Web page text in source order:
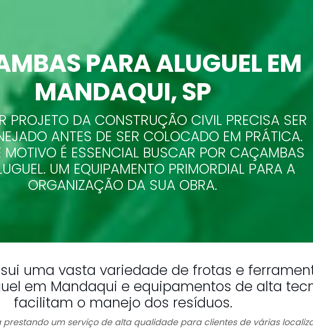
PARA ALUGUEL EM
MANDAQUI, SP
PROJETO DA CONSTRUÇÃO CIVIL PRECISA SER
ANTES DE SER COLOCADO EM PRÁTICA.
MOTIVO É ESSENCIAL BUSCAR POR CAÇAMBAS
UM EQUIPAMENTO PRIMORDIAL PARA A
ORGANIZAÇÃO DA SUA OBRA.
uma vasta variedade de frotas e
em Mandaqui e equipamentos de alta
facilitam o manejo dos resíduos.
prestando um serviço de alta qualidade para clientes de várias